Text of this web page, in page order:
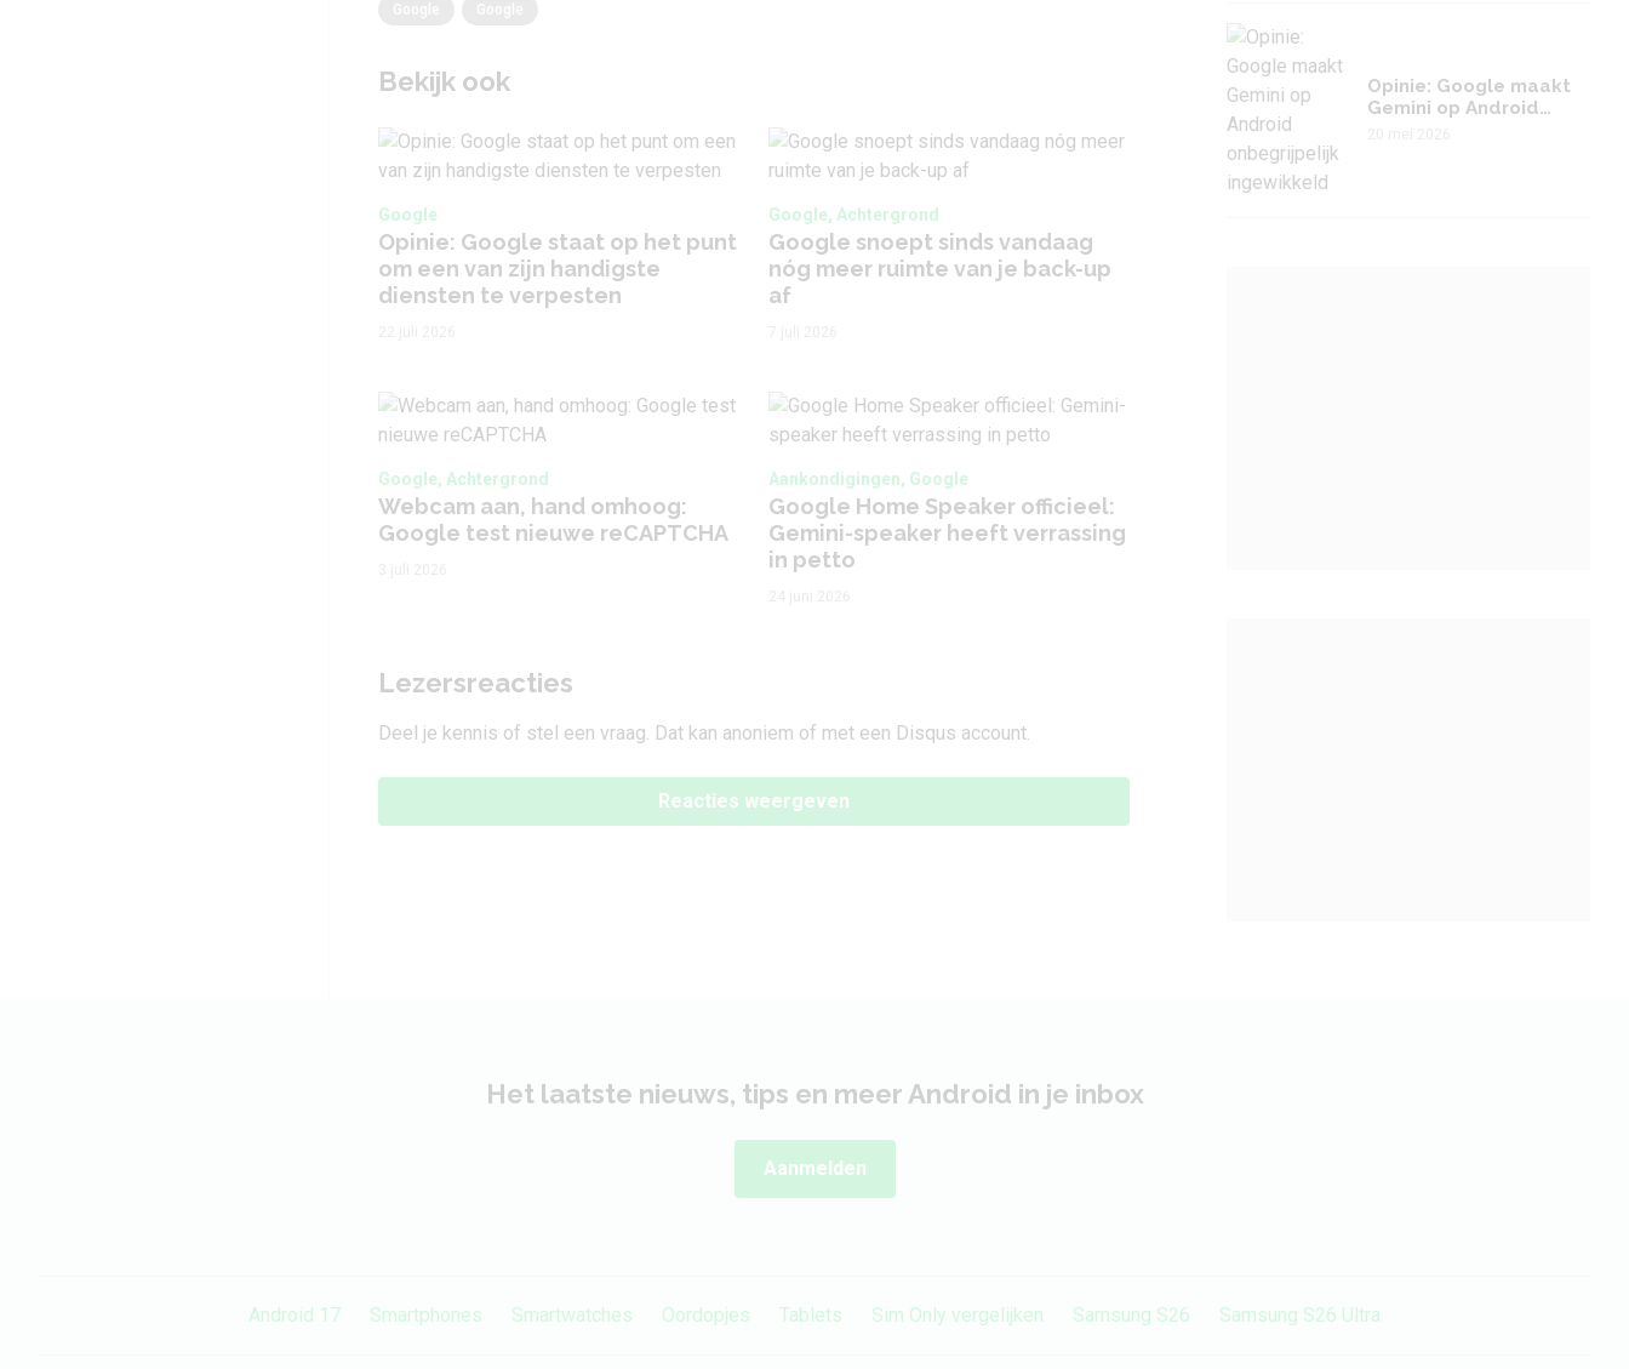
Bekijk ook
Google
Opinie: Google staat op het punt
om een van zijn handigste
diensten te verpesten
Google, Achtergrond
Google snoept sinds vandaag
nóg meer ruimte van je back-up
af
Google, Achtergrond
Webcam aan, hand omhoog:
Google test nieuwe reCAPTCHA
Aankondigingen, Google
Google Home Speaker officieel:
Gemini-speaker heeft verrassing
in petto
Lezersreacties
Deel je kennis of stel een vraag. Dat kan anoniem of met een Disqus account.
Reacties weergeven
Opinie: Google maakt
Gemini op Android
Het laatste nieuws, tips en meer Android in je inbox
Aanmelden
Android 17 Smartphones Smartwatches Oordopjes Tablets Sim Only vergelijken Samsung S26 Samsung S26 Ultra